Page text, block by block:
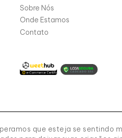
Sobre Nós
Onde Estamos
Contato
que esteja se sentindo